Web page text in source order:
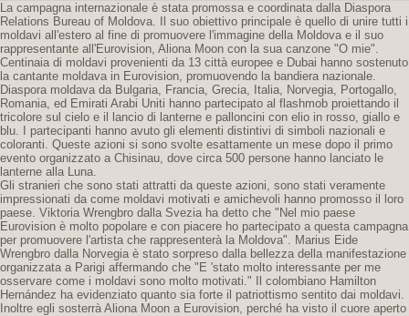
La campagna internazionale è stata promossa e coordinata dalla Diaspora
Relations Bureau of Moldova. Il suo obiettivo principale è quello di unire tutti i
moldavi all'estero al fine di promuovere l'immagine della Moldova e il suo
rappresentante all'Eurovision, Aliona Moon con la sua canzone "O mie".
Centinaia di moldavi provenienti da 13 città europee e Dubai hanno sostenuto
la cantante moldava in Eurovision, promuovendo la bandiera nazionale.
Diaspora moldava da Bulgaria, Francia, Grecia, Italia, Norvegia, Portogallo,
Romania, ed Emirati Arabi Uniti hanno partecipato al flashmob proiettando il
tricolore sul cielo e il lancio di lanterne e palloncini con elio in rosso, giallo e
blu. I partecipanti hanno avuto gli elementi distintivi di simboli nazionali e
coloranti. Queste azioni si sono svolte esattamente un mese dopo il primo
evento organizzato a Chisinau, dove circa 500 persone hanno lanciato le
lanterne alla Luna.
Gli stranieri che sono stati attratti da queste azioni, sono stati veramente
impressionati da come moldavi motivati ​​e amichevoli hanno promosso il loro
paese. Viktoria Wrengbro dalla Svezia ha detto che "Nel mio paese
Eurovision è molto popolare e con piacere ho partecipato a questa campagna
per promuovere l'artista che rappresenterà la Moldova". Marius Eide
Wrengbro dalla Norvegia è stato sorpreso dalla bellezza della manifestazione
organizzata a Parigi affermando che "E 'stato molto interessante per me
osservare come i moldavi sono molto motivati." Il colombiano Hamilton
Hernández ha evidenziato quanto sia forte il patriottismo sentito dai moldavi.
Inoltre egli sosterrà Aliona Moon a Eurovision, perché ha visto il cuore aperto